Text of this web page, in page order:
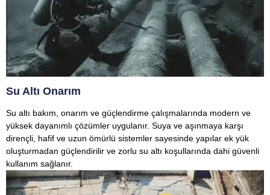
Su Altı Onarım
Su altı bakım, onarım ve güçlendirme çalışmalarında modern ve
yüksek dayanımlı çözümler uygulanır. Suya ve aşınmaya karşı
dirençli, hafif ve uzun ömürlü sistemler sayesinde yapılar ek yük
oluşturmadan güçlendirilir ve zorlu su altı koşullarında dahi güvenli
kullanım sağlanır.